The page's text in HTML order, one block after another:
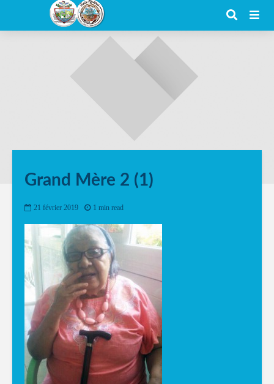
Grand Mère 2 (1)
21 février 2019 1 min read